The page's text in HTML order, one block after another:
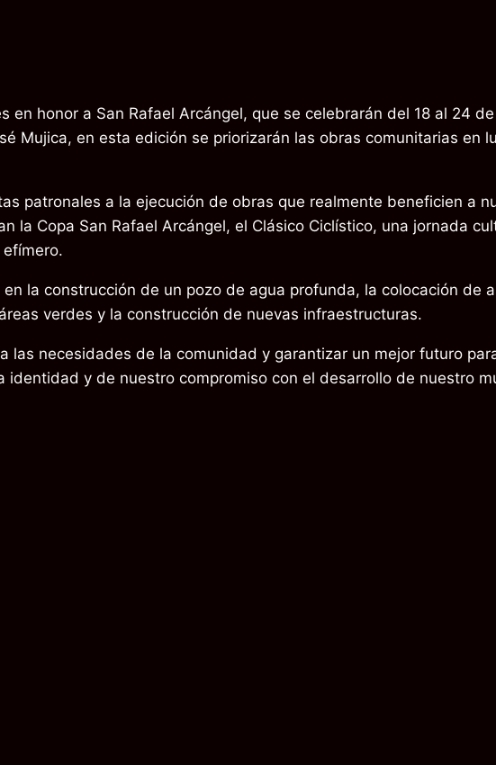
en honor a San Rafael Arcángel, que se celebrarán del 18 al 24
Mujica, en esta edición se priorizarán las obras comunitarias en
patronales a la ejecución de obras que realmente beneficien a
la Copa San Rafael Arcángel, el Clásico Ciclístico, una jornada
la construcción de un pozo de agua profunda, la colocación de
verdes y la construcción de nuevas infraestructuras.
las necesidades de la comunidad y garantizar un mejor futuro
y de nuestro compromiso con el desarrollo de nuestro